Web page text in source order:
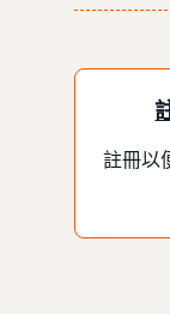
註冊以